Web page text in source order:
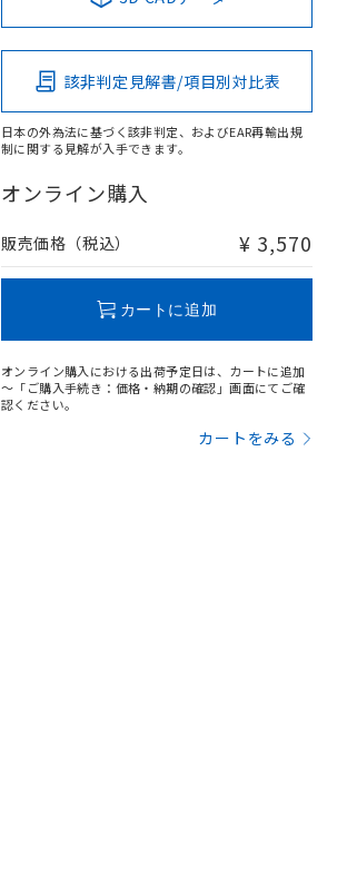
該非判定見解書/項目別対比表
日本の外為法に基づく該非判定、およびEAR再輸出規
制に関する見解が入手できます。
オンライン購入
販売価格（税込） ¥ 3,570
カートに追加
オンライン購入における出荷予定日は、カートに追加
～「ご購入手続き：価格・納期の確認」画面にてご確
認ください。
カートをみる